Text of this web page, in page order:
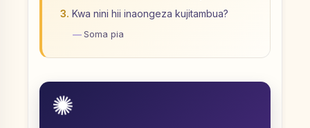
Kwa nini hii inaongeza kujitambua?
Soma pia
✺